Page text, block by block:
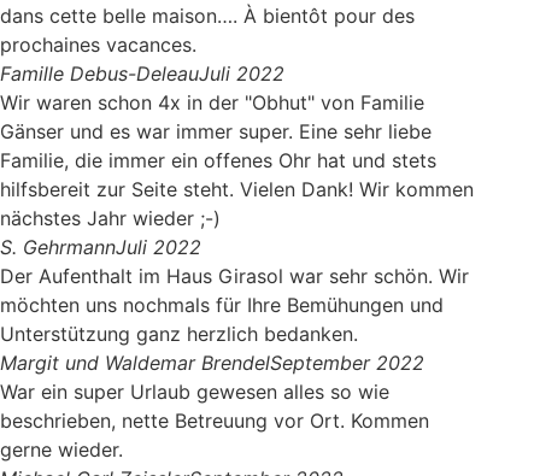
dans cette belle maison…. À bientôt pour des
prochaines vacances.
Famille Debus-DeleauJuli 2022
Wir waren schon 4x in der "Obhut" von Familie
Gänser und es war immer super. Eine sehr liebe
Familie, die immer ein offenes Ohr hat und stets
hilfsbereit zur Seite steht. Vielen Dank! Wir kommen
nächstes Jahr wieder ;-)
S. GehrmannJuli 2022
Der Aufenthalt im Haus Girasol war sehr schön. Wir
möchten uns nochmals für Ihre Bemühungen und
Unterstützung ganz herzlich bedanken.
Margit und Waldemar BrendelSeptember 2022
War ein super Urlaub gewesen alles so wie
beschrieben, nette Betreuung vor Ort. Kommen
gerne wieder.